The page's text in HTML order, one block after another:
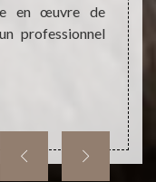
en œuvre de
professionnel